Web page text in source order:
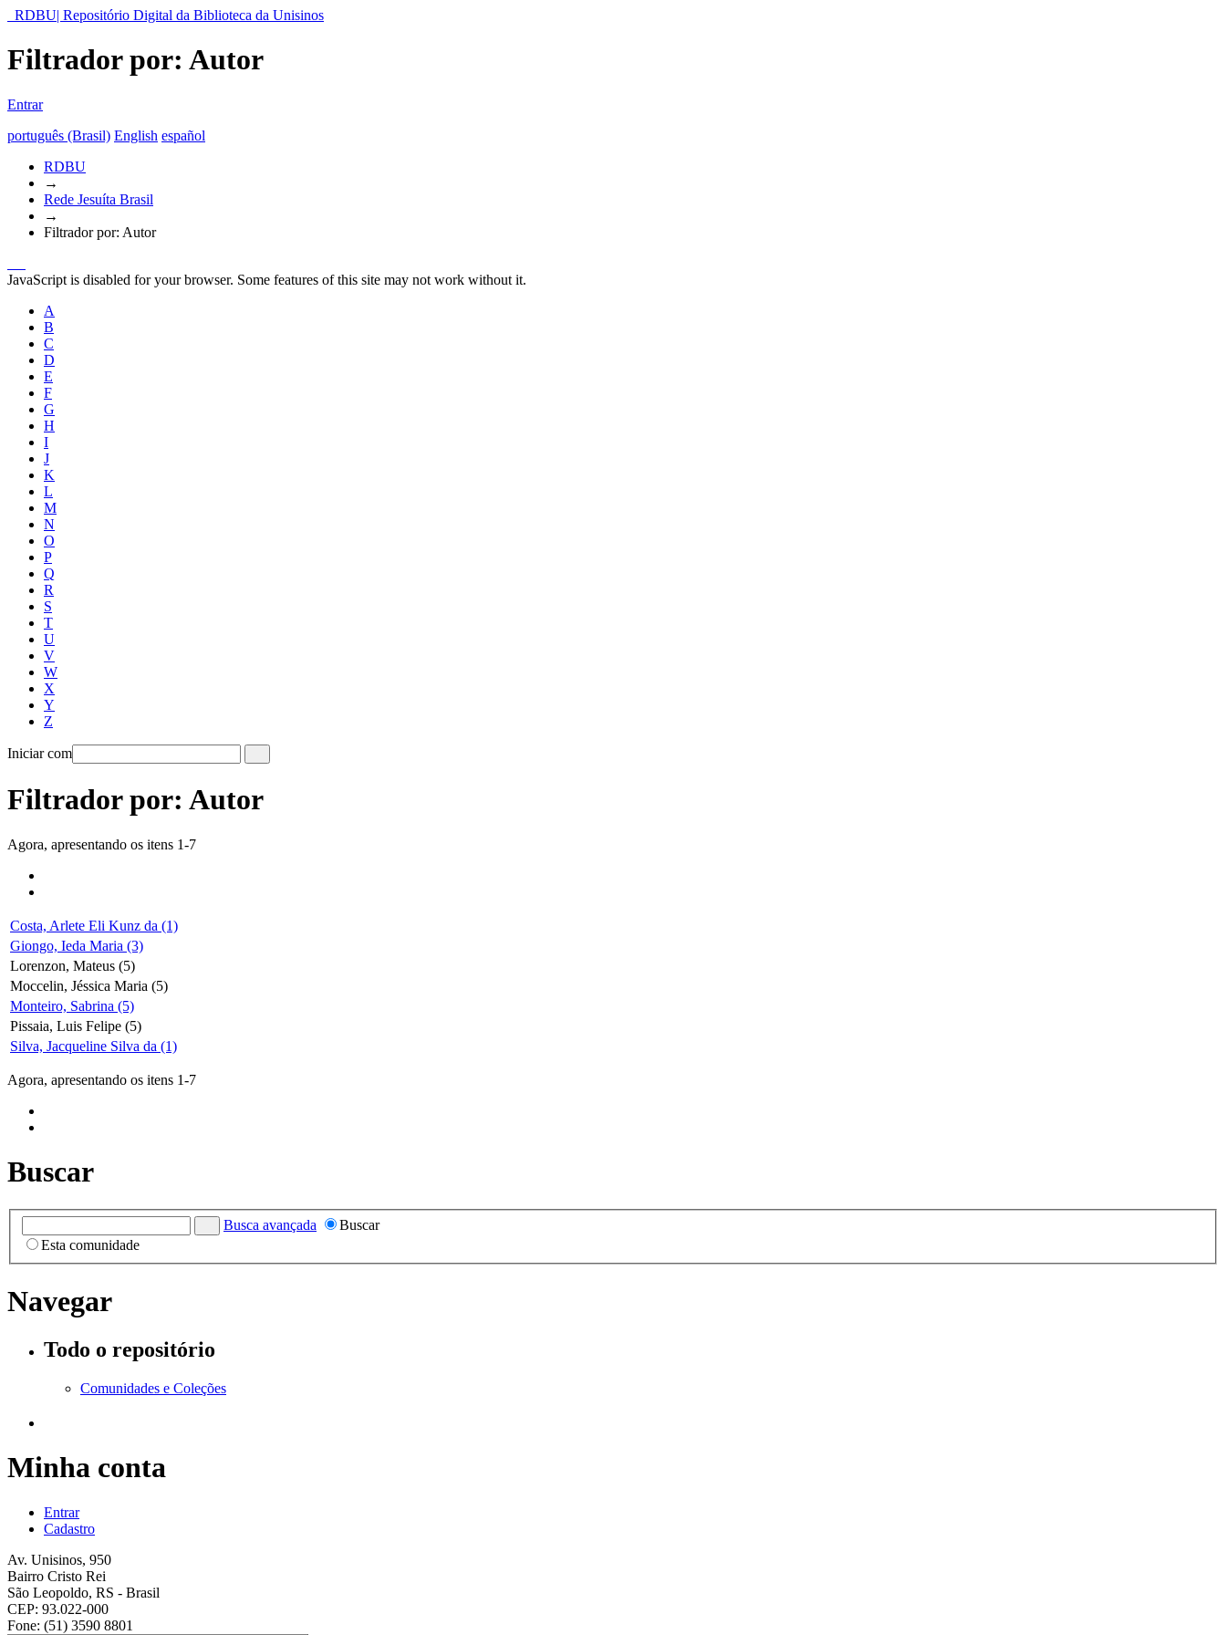
RDBU| Repositório Digital da Biblioteca da Unisinos
Filtrador por: Autor
Entrar
português (Brasil) English español
RDBU
→
Rede Jesuíta Brasil
→
Filtrador por: Autor
JavaScript is disabled for your browser. Some features of this site may not work without it.
A
B
C
D
E
F
G
H
I
J
K
L
M
N
O
P
Q
R
S
T
U
V
W
X
Y
Z
Iniciar com
Filtrador por: Autor
Agora, apresentando os itens 1-7
Costa, Arlete Eli Kunz da (1)
Giongo, Ieda Maria (3)
Lorenzon, Mateus (5)
Moccelin, Jéssica Maria (5)
Monteiro, Sabrina (5)
Pissaia, Luis Felipe (5)
Silva, Jacqueline Silva da (1)
Agora, apresentando os itens 1-7
Buscar
Busca avançada
Buscar
Esta comunidade
Navegar
Todo o repositório
Comunidades e Coleções
Minha conta
Entrar
Cadastro
Av. Unisinos, 950
Bairro Cristo Rei
São Leopoldo, RS - Brasil
CEP: 93.022-000
Fone: (51) 3590 8801